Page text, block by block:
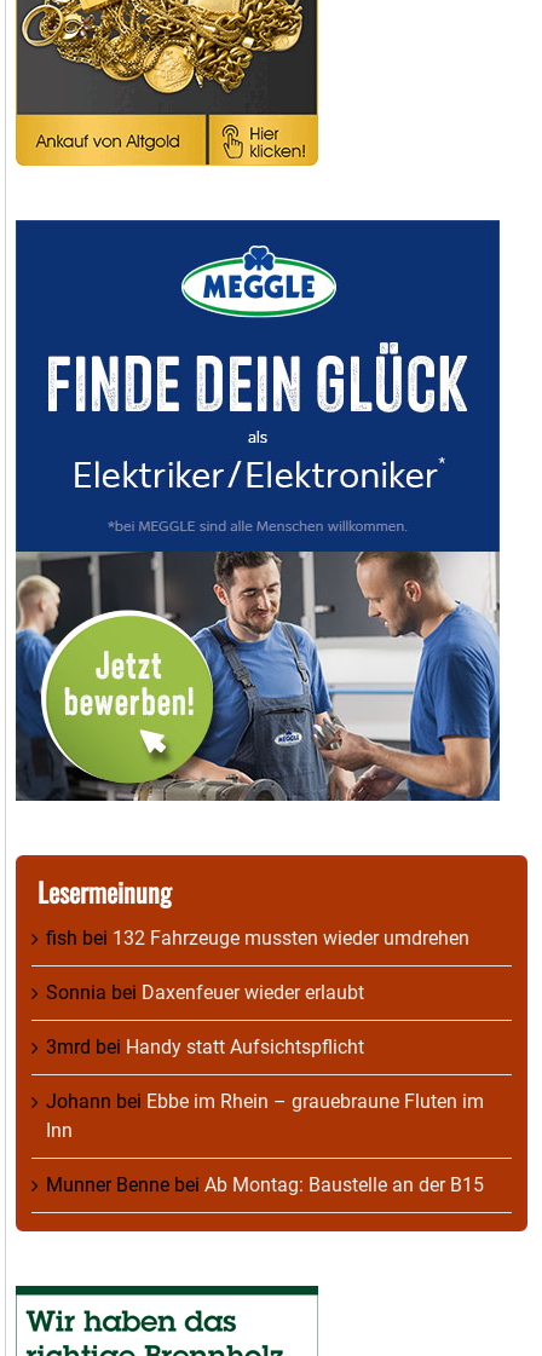
Lesermeinung
fish bei 132 Fahrzeuge mussten wieder umdrehen
Sonnia bei Daxenfeuer wieder erlaubt
3mrd bei Handy statt Aufsichtspflicht
Johann bei Ebbe im Rhein – grauebraune Fluten im
Inn
Munner Benne bei Ab Montag: Baustelle an der B15